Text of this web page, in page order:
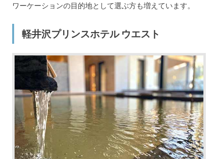
ワーケーションの目的地として選ぶ方も増えています。
軽井沢プリンスホテル ウエスト